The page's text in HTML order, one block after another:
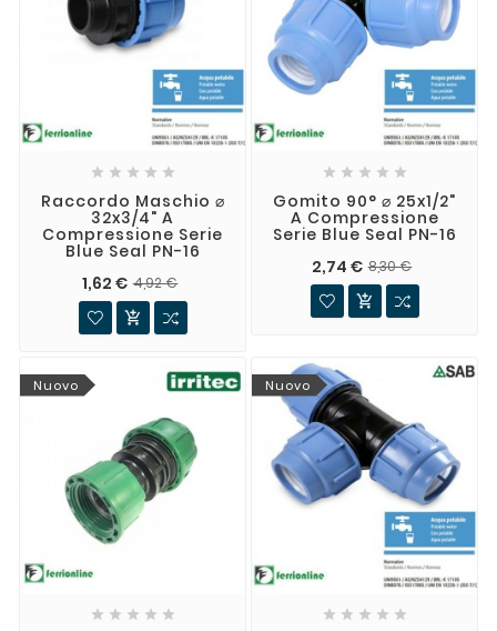
    
Raccordo Maschio ⌀
32x3/4" A
Compressione Serie
Blue Seal PN-16
1,62 € 4,92 €

    
Gomito 90° ⌀ 25x1/2"
A Compressione
Serie Blue Seal PN-16
2,74 € 8,30 €

Nuovo
    
Nuovo
    